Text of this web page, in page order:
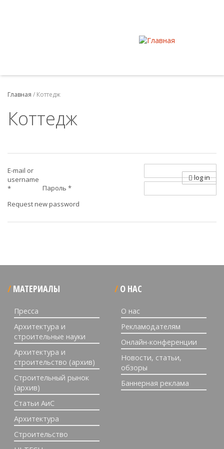
Главная / Коттедж
Коттедж
E-mail or
username
*
Пароль *
Request new password
log in
МАТЕРИАЛЫ
Пресса
Архитектура и
строительные науки
Архитектура и
строительство (архив)
Строительный рынок
(архив)
Статьи АиС
Архитектура
Строительство
О НАС
О нас
Рекламодателям
Онлайн-конференции
Новости, статьи,
обзоры
Баннерная реклама